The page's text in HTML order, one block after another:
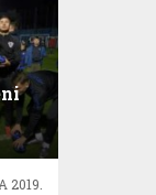
2019.